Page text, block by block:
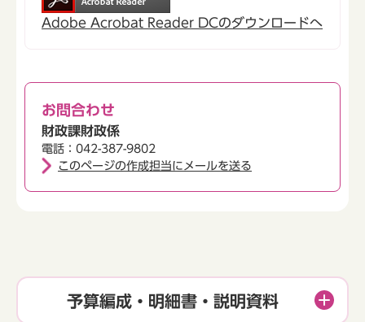
Adobe Acrobat Reader DCのダウンロードへ
お問合わせ
財政課財政係
電話：042-387-9802
このページの作成担当にメールを送る
予算編成・明細書・説明資料